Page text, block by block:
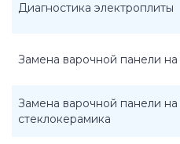
Диагностика электроплиты
Замена варочной панели на
Замена варочной панели на
стеклокерамика